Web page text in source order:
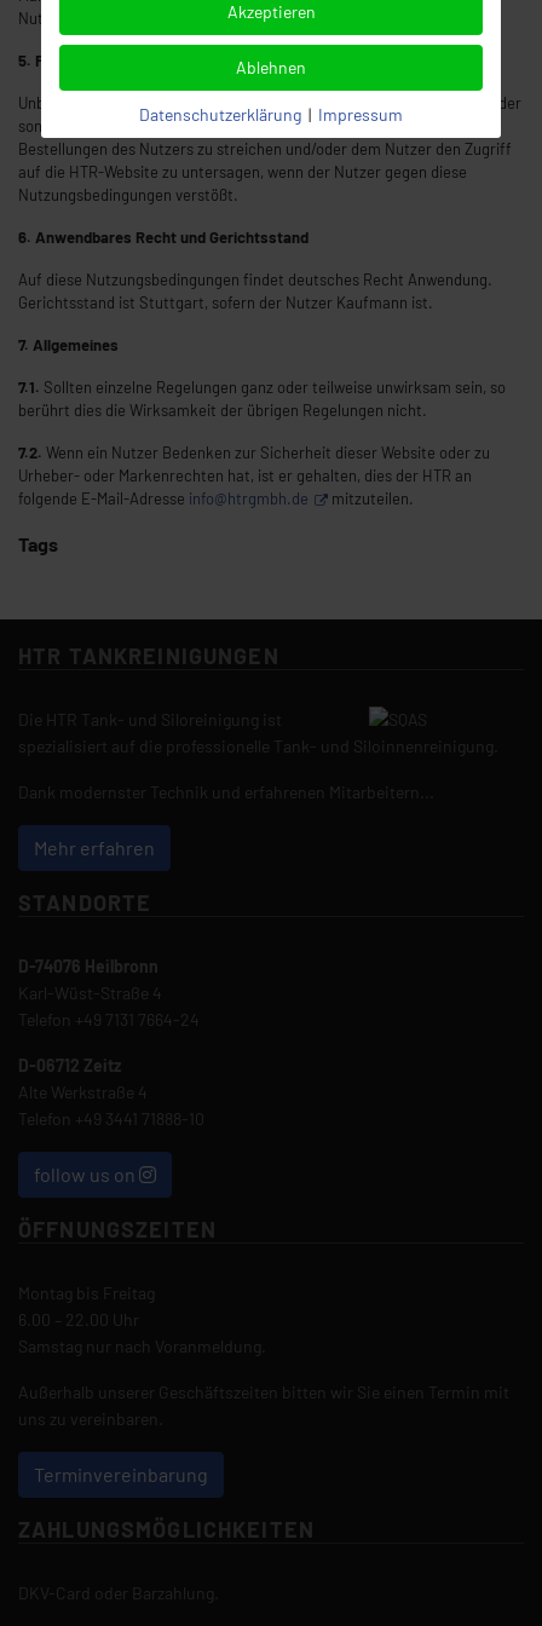
Nutzung ist ausnahmslos verboten.
5. Folgen unzulässiger Nutzung
Unbeschadet sonstiger Rechte (unabhängig davon, ob sie auf Gesetz oder
sonstigen Vorschriften beruhen) behält sich die HTR das Recht vor,
Bestellungen des Nutzers zu streichen und/oder dem Nutzer den Zugriff
auf die HTR-Website zu untersagen, wenn der Nutzer gegen diese
Nutzungsbedingungen verstößt.
6. Anwendbares Recht und Gerichtsstand
Auf diese Nutzungsbedingungen findet deutsches Recht Anwendung.
Gerichtsstand ist Stuttgart, sofern der Nutzer Kaufmann ist.
7. Allgemeines
7.1. Sollten einzelne Regelungen ganz oder teilweise unwirksam sein, so
berührt dies die Wirksamkeit der übrigen Regelungen nicht.
7.2. Wenn ein Nutzer Bedenken zur Sicherheit dieser Website oder zu
Urheber- oder Markenrechten hat, ist er gehalten, dies der HTR an
folgende E-Mail-Adresse info@htrgmbh.de mitzuteilen.
Tags
HTR TANKREINIGUNGEN
Die HTR Tank- und Siloreinigung ist
spezialisiert auf die professionelle Tank- und Siloinnenreinigung.
Dank modernster Technik und erfahrenen Mitarbeitern...
Mehr erfahren
STANDORTE
D-74076 Heilbronn
Karl-Wüst-Straße 4
Telefon +49 7131 7664-24
D-06712 Zeitz
Alte Werkstraße 4
Telefon +49 3441 71888-10
follow us on
ÖFFNUNGSZEITEN
Montag bis Freitag
6.00 – 22.00 Uhr
Samstag nur nach Voranmeldung.
Außerhalb unserer Geschäftszeiten bitten wir Sie einen Termin mit
uns zu vereinbaren.
Terminvereinbarung
ZAHLUNGSMÖGLICHKEITEN
DKV-Card oder Barzahlung.
Akzeptieren
Ablehnen
Datenschutzerklärung | Impressum